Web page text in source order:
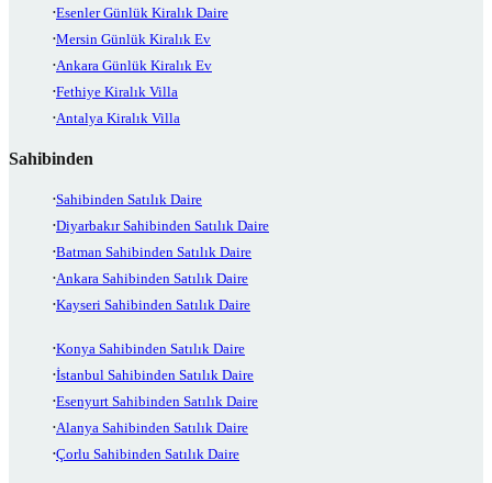
Esenler Günlük Kiralık Daire
Mersin Günlük Kiralık Ev
Ankara Günlük Kiralık Ev
Fethiye Kiralık Villa
Antalya Kiralık Villa
Sahibinden
Sahibinden Satılık Daire
Diyarbakır Sahibinden Satılık Daire
Batman Sahibinden Satılık Daire
Ankara Sahibinden Satılık Daire
Kayseri Sahibinden Satılık Daire
Konya Sahibinden Satılık Daire
İstanbul Sahibinden Satılık Daire
Esenyurt Sahibinden Satılık Daire
Alanya Sahibinden Satılık Daire
Çorlu Sahibinden Satılık Daire